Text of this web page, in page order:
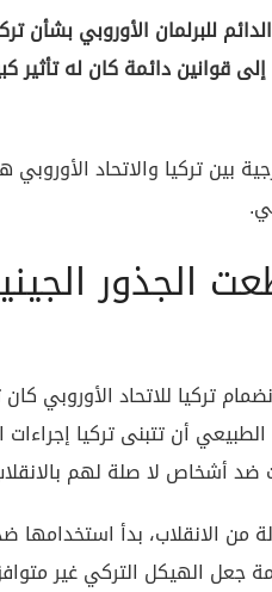
للبرلمان الأوروبي بشأن
صدرت بعد محاولة الانقلاب في 15 يوليو إلى قوانين
تركيا والاتحاد الأوروبي
الجذور
تركيا للاتحاد الأوروبي
كان من الطبيعي أن تتبنى تركيا
ضد أشخاص لا صلة لهم
من الانقلاب، بدأ استخدامها
جعل الهيكل التركي غير